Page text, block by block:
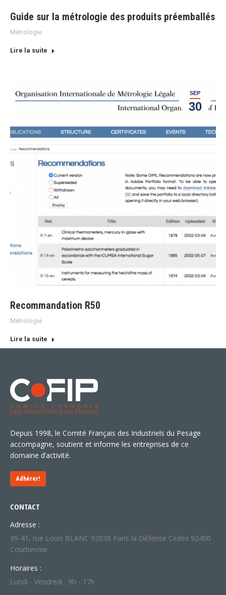
Guide sur la métrologie des produits préemballés
Métrologie
Lire la suite
SEP
30
Recommandation R50
Métrologie
Lire la suite
Depuis 1998, le Comité Français des Industriels du Pesage
accompagne, soutient et informe les entreprises de ce
domaine d’activité.
Adhérer!
CONTACT
Adresse :
39-41, rue Louis BLANC 92038 Paris la Défense Cedex 92400
Courbevoie
Horaires :
Lundi - Vendredi : 9h - 17h